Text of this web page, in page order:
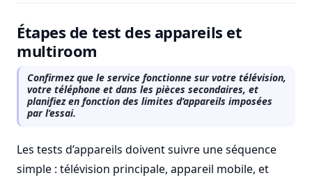
Étapes de test des appareils et
multiroom
Confirmez que le service fonctionne sur votre télévision,
votre téléphone et dans les pièces secondaires, et
planifiez en fonction des limites d’appareils imposées
par l’essai.
Les tests d’appareils doivent suivre une séquence
simple : télévision principale, appareil mobile, et